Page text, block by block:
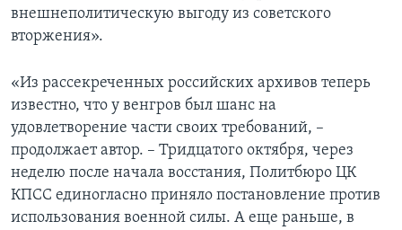
внешнеполитическую выгоду из советского
вторжения».
«Из рассекреченных российских архивов теперь
известно, что у венгров был шанс на
удовлетворение части своих требований, –
продолжает автор. – Тридцатого октября, через
неделю после начала восстания, Политбюро ЦК
КПСС единогласно приняло постановление против
использования военной силы. А еще раньше, в